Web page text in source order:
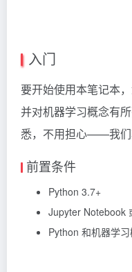
入门
要开始使用本笔记本
并对机器学习概念有
悉，不用担心——我们
前置条件
Python 3.7+
Jupyter Notebook
Python 和机器学